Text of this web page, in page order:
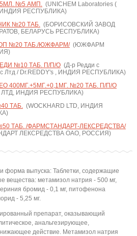
№5 АМП.(UNICHEM Laboratories (
РЕСПУБЛИКА)
№20 ТАБ.(БОРИСОВСКИЙ ЗАВОД
БЕЛАРУСЬ РЕСПУБЛИКА)
№20 ТАБ./ЮЖФАРМ/(ЮЖФАРМ
№10 ТАБ. П/П/О(Д-р Редди с
Лтд / Dr.REDDY's , ИНДИЯ РЕСПУБЛИКА)
400МГ.+5МГ.+0,1МГ. №20 ТАБ. П/П/О
ЛТД, ИНДИЯ РЕСПУБЛИКА)
ТАБ.(WOCKHARD LTD, ИНДИЯ
ТАБ. /ФАРМСТАНДАРТ-ЛЕКСРЕДСТВА/
ЛЕКСРЕДСТВА ОАО, РОССИЯ)
форма выпуска: Таблетки, содержащие
вещества: метамизол натрия - 500 мг,
бромид - 0,1 мг, питофенона
- 5,25 мг.
препарат, оказывающий
анальгезирующее,
действие. Метамизол натрия